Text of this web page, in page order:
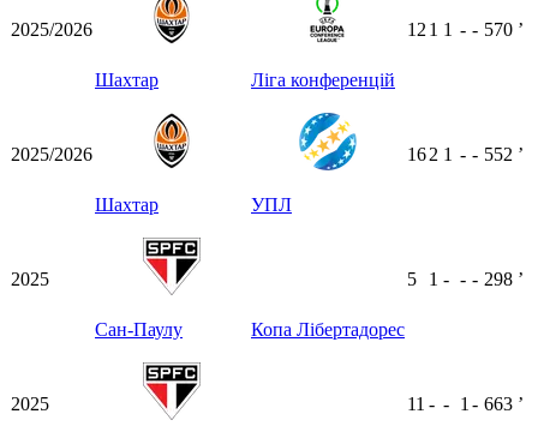
2025/2026
Шахтар Ліга конференцій
12 1 1 - - 570 ʼ
2025/2026
Шахтар УПЛ
162 1 - - 552 ʼ
2025
Сан-Паулу Копа Лібертадорес
5 1 - - - 298 ʼ
2025 11 - - 1 - 663 ʼ